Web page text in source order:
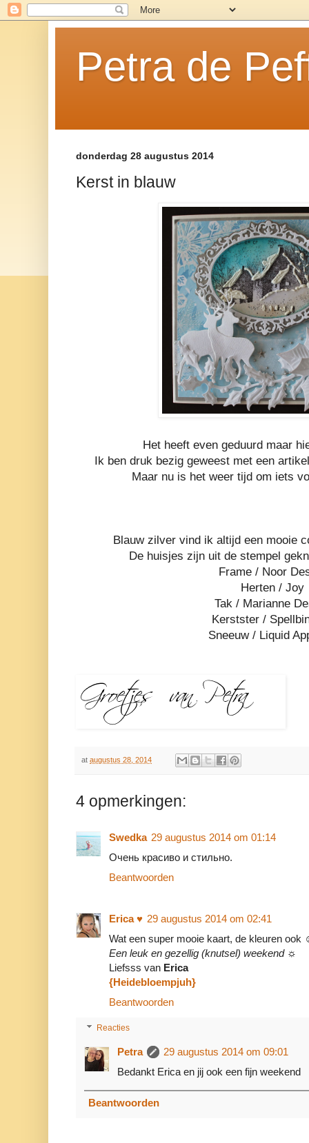
Petra de
donderdag 28 augustus 2014
Kerst in blauw
Het heeft even geduurd maar
Ik ben druk bezig geweest met een
Maar nu is het weer tijd om iets
Blauw zilver vind ik altijd een mooie
De huisjes zijn uit de stempel
Frame / Noor
Herten / Joy
Tak / Marianne
Kerstster /
Sneeuw / Liquid
at augustus 28, 2014
4 opmerkingen:
Swedka 29 augustus 2014 om 01:14
Очень красиво и стильно.
Beantwoorden
Erica ♥ 29 augustus 2014 om 02:41
Wat een super mooie kaart, de kleuren ook
Een leuk en gezellig (knutsel) weekend ☼
Liefsss van Erica
{Heidebloempjuh}
Beantwoorden
Reacties
Petra
29 augustus 2014 om 09:01
Bedankt Erica en jij ook een fijn weekend
Beantwoorden